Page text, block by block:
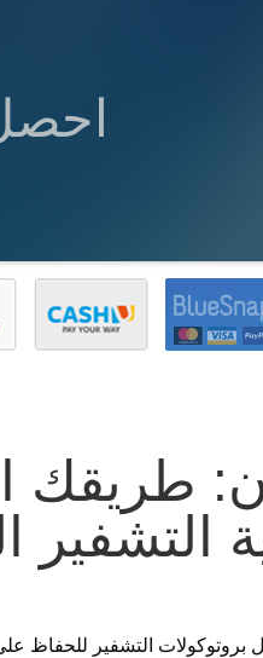
طريقك
التشفير
بروتوكولات التشفير للحفاظ